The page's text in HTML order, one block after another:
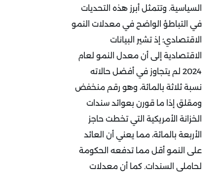
السياسية. وتتمثل أبرز هذه التحديات
في التباطؤ الواضح في معدلات النمو
الاقتصادي؛ إذ تشير البيانات
الاقتصادية إلى أن معدل النمو لعام
2024 لم يتجاوز في أفضل حالاته
نسبة ثلاثة بالمائة، وهو رقم منخفض
ومقلق إذا ما قورن بعوائد سندات
الخزانة الأمريكية التي تخطت حاجز
الأربعة بالمائة، مما يعني أن العائد
على النمو أقل مما تدفعه الحكومة
لحاملي السندات. كما أن معدلات